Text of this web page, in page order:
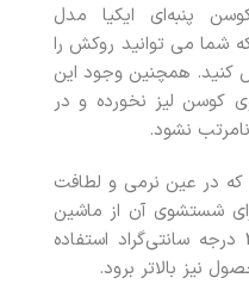
پنبه‌ای ایکیا مدل
شما می توانید روکش را
کنید. همچنین وجود این
کوسن لیز نخورده و در
نشود.
در عین نرمی و لطافت
شستشوی آن از ماشین
لباس‌شویی با حداکثر دمای 30 درجه سانتی‌گراد استفاده
نیز بالاتر برود.